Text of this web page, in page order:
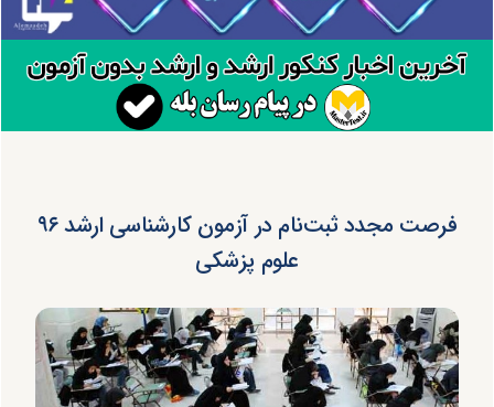
فرصت مجدد ثبت‌نام در آزمون کارشناسی‌ ارشد ۹۶
علوم پزشکی